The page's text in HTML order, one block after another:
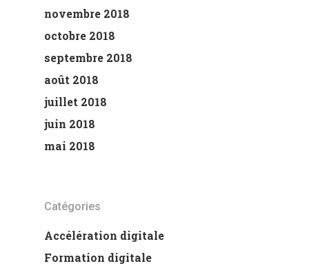
novembre 2018
octobre 2018
septembre 2018
août 2018
juillet 2018
juin 2018
mai 2018
Catégories
Accélération digitale
Formation digitale